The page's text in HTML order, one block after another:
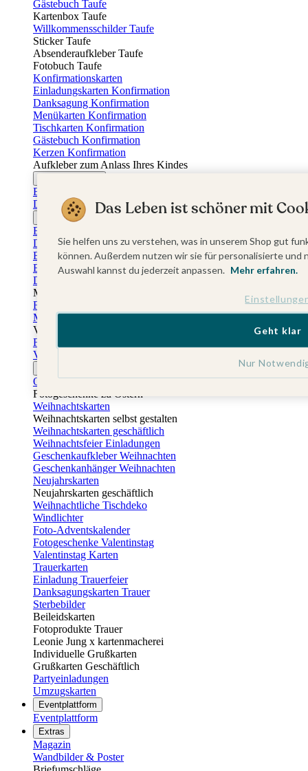
Gästebuch Taufe
Kartenbox Taufe
Willkommensschilder Taufe
Sticker Taufe
Absenderaufkleber Taufe
Fotobuch Taufe
Konfirmationskarten
Einladungskarten Konfirmation
Danksagung Konfirmation
Menükarten Konfirmation
Tischkarten Konfirmation
Gästebuch Konfirmation
Kerzen Konfirmation
Aufkleber zum Anlass Ihres Kindes
Einladungskarten Firmung
Dankeskarten Firmung
Jugendweihekarten
Einladungskarten Jugendweihe
Dankeskarten Jugendweihe
Einschulungskarten
Einladungskarten Einschulung
Danksagung Einschulung
Muttertag
Fotogeschenke Muttertag
Muttertagskarten
Vatertag
Fotogeschenke Vatertag
Vatertagskarten
Osterkarten
Fotogeschenke zu Ostern
Weihnachtskarten
Weihnachtskarten selbst gestalten
Weihnachtskarten geschäftlich
Weihnachtsfeier Einladungen
Geschenkaufkleber Weihnachten
Geschenkanhänger Weihnachten
Neujahrskarten
Neujahrskarten geschäftlich
Weihnachtliche Tischdeko
Windlichter
Foto-Adventskalender
Fotogeschenke Valentinstag
Valentinstag Karten
Trauerkarten
Einladung Trauerfeier
Danksagungskarten Trauer
Sterbebilder
Beileidskarten
Fotoprodukte Trauer
Leonie Jung x kartenmacherei
Individuelle Grußkarten
Grußkarten Geschäftlich
Partyeinladungen
Umzugskarten
Eventplattform
Eventplattform
Extras
Magazin
Wandbilder & Poster
Das Leben ist schöner mit
Sie helfen uns zu verstehen, was in unserem Shop gut
können. Außerdem nutzen wir sie für personalisierte
Auswahl kannst du jederzeit anpassen. Mehr erfahren.
Nur
Geht klar